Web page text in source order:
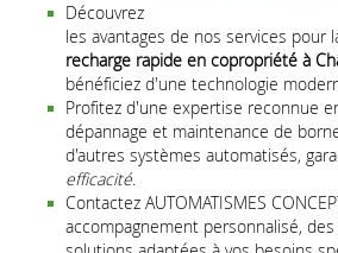
Découvrez
les avantages de nos services pour
recharge rapide en copropriété à
bénéficiez d'une technologie
Profitez d'une expertise reconnue
dépannage et maintenance de
d'autres systèmes automatisés,
efficacité.
Contactez AUTOMATISMES
accompagnement personnalisé,